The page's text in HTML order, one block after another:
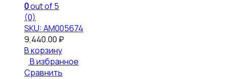
0out of 5
(0)
SKU: АМ005674
9,440.00 ₽
В корзину
В избранное
Сравнить